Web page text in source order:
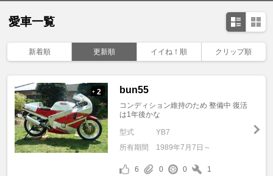
愛車一覧
新着順 更新順 イイね！順 クリップ順
+ 2 bun55
コンディション維持のため 整備中 復活
は1年後かな
型式
YB7
所有期間
1989年7月7日～
6 0 0 1